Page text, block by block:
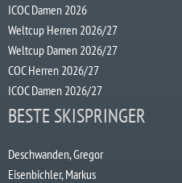
ICOC Damen 2026
Weltcup Herren 2026/27
Weltcup Damen 2026/27
COC Herren 2026/27
ICOC Damen 2026/27
BESTE SKISPRINGER
Deschwanden, Gregor
Eisenbichler, Markus